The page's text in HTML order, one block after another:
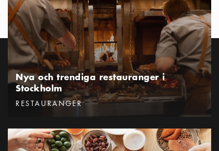
Nya och trendiga restauranger i
Stockholm
Kategorier:
RESTAURANGER
Restauranger på Östermalm